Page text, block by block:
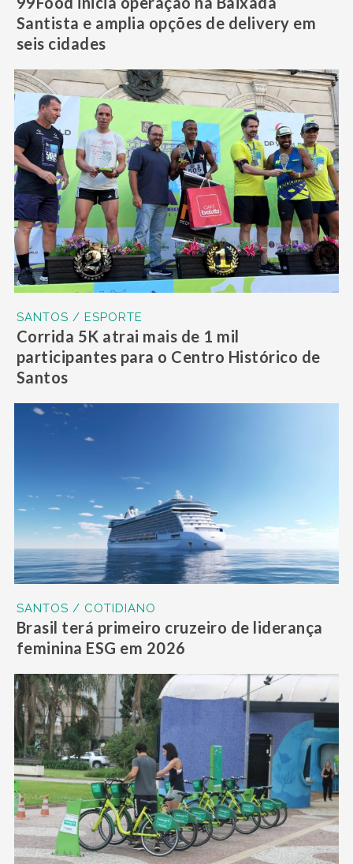
Santista e amplia opções de delivery em
seis cidades
SANTOS / ESPORTE
Corrida 5K atrai mais de 1 mil
participantes para o Centro Histórico de
Santos
SANTOS / COTIDIANO
Brasil terá primeiro cruzeiro de liderança
feminina ESG em 2026